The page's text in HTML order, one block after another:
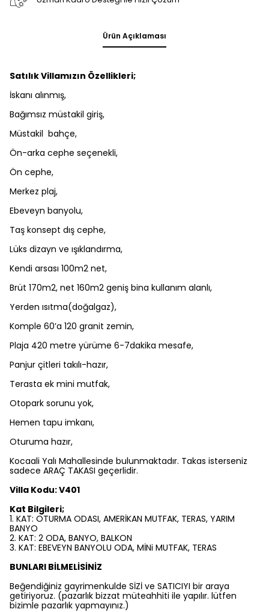
Ürün Açıklaması
Satılık Villamızın Özellikleri;
İskanı alınmış,
Bağımsız müstakil giriş,
Müstakil bahçe,
Ön-arka cephe seçenekli,
Ön cephe,
Merkez plaj,
Ebeveyn banyolu,
Taş konsept dış cephe,
Lüks dizayn ve ışıklandırma,
Kendi arsası 100m2 net,
Brüt 170m2, net 160m2 geniş bina kullanım alanlı,
Yerden ısıtma(doğalgaz),
Komple 60’a 120 granit zemin,
Plaja 420 metre yürüme 6-7dakika mesafe,
Panjur çitleri takılı-hazır,
Terasta ek mini mutfak,
Otopark sorunu yok,
Hemen tapu imkanı,
Oturuma hazır,
Kocaali Yalı Mahallesinde bulunmaktadır. Takas isterseniz
sadece ARAÇ TAKASI geçerlidir.
Villa Kodu: V401
Kat Bilgileri;
1. KAT: OTURMA ODASI, AMERİKAN MUTFAK, TERAS, YARIM
BANYO
2. KAT: 2 ODA, BANYO, BALKON
3. KAT: EBEVEYN BANYOLU ODA, MİNi MUTFAK, TERAS
BUNLARI BİLMELİSİNİZ
Beğendiğiniz gayrimenkulde SİZİ ve SATICIYI bir araya
getiriyoruz. (pazarlık bizzat müteahhiti ile yapılır. lütfen
bizimle pazarlık yapmayınız.)